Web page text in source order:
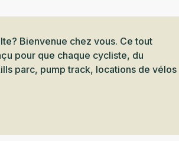
Bienvenue chez vous. Ce tout
pour que chaque cycliste, du
parc, pump track, locations de vélos